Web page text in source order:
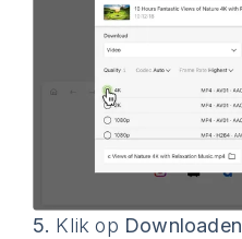
5. Klik op Downloaden